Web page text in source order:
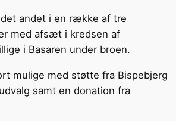
andet i en række af tre
med afsæt i kredsen af
i Basaren under broen.
mulige med støtte fra Bispebjerg
samt en donation fra